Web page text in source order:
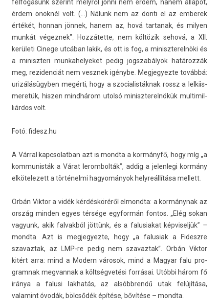
fel­fogásunk szerint mélyről jönni nem érdem, hanem állapot,
érdem önöknél volt. (…) Nálunk nem az dönti el az em­berek
értékét, hon­nan jönnek, hanem az, hová tar­tanak, és mily­en
munkát végez­nek”. Hozzátette, nem költözik sehová, a XII.
kerületi Cinege utcában lakik, és ott is fog, a miniszterel­nöki és
a miniszteri mun­kahelyeket pedig jogszabályok határozzák
meg, re­ziden­ciát nem vesznek igénybe. Meg­jegyez­te továbbá:
urizálásügyben megérti, hogy a szocialis­táknak rossz a lel­kiis­
meretük, hisz­en mindhárom utolsó miniszterel­nökük multi­mil­
liár­dos volt.
Fotó: fidesz.hu
A Várral kapcsolat­ban azt is mondta a kormányfő, hogy míg „a
kom­munis­ták a Várat lerom­bolták”, addig a jelen­legi kormány
el­kötelezett a történelmi hagyományok helyreál­lítása mel­lett.
Orbán Vik­tor a vidék kérdésköréről el­mondta: a kormánynak az
ország mind­en egyes térsége egyfor­mán fon­tos. „Elég sokan
vagyunk, akik fal­vakból jöttünk, és a falusiakat kép­visel­jük” –
mondta. Azt is meg­jegyez­te, hogy „a falusiak a Fideszre
szavaz­tak, az LMP-re pedig nem szavaz­tak”. Orbán Vik­tor
kitért arra: mind a Modern városok, mind a Magyar falu pro­
gram­nak meg­vannak a költségvetési forrásai. Utóbbi három fő
iránya a falusi lak­hatás, az al­sóbbrendű utak felújítása,
valamint óvodák, bölcsődék építése, bővítése – mondta.